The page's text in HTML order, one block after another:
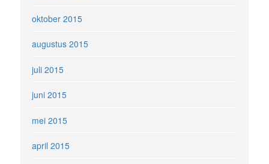
oktober 2015
augustus 2015
juli 2015
juni 2015
mei 2015
april 2015